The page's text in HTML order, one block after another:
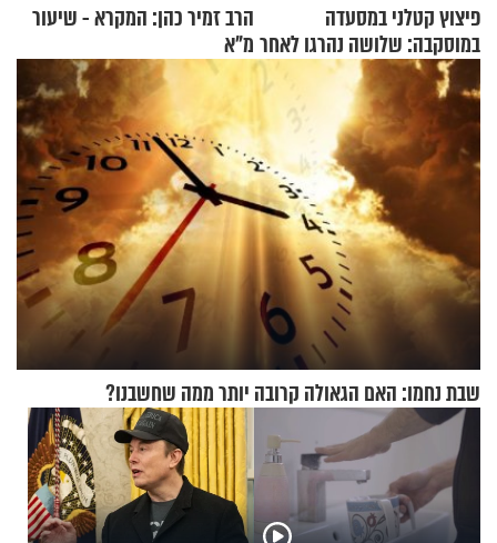
פיצוץ קטלני במסעדה
במוסקבה: שלושה נהרגו לאחר
שמטען שנשאה אישה התפוצץ
הרב זמיר כהן: המקרא - שיעור
מ"א
שבת נחמו: האם הגאולה קרובה יותר ממה שחשבנו?